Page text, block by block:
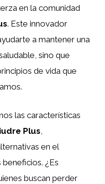
en la comunidad
. Este innovador
a mantener una
sino que
de vida que
las características
Plus
en el
¿Es
buscan perder